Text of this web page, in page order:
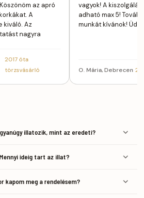
az apró
A
kiváló. Az
nagyra
2017 óta
törzsvásárló
vagyok! A kiszolgálás
adható max 5!
munkát kívánok! Üdv,
O. Mária, Debrecen
illatozik, mint az eredeti?
Mennyi ideig tart az illat?
kapom meg a rendelésem?